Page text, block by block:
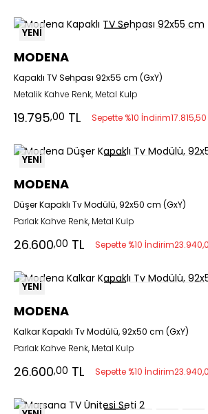
YENİ
MODENA
Kapaklı TV Sehpası 92x55 cm (GxY)
Metalik Kahve Renk, Metal Kulp
19.795,00 TL Sepette %10 İndirim17.815,50
YENİ
MODENA
Düşer Kapaklı Tv Modülü, 92x50 cm (GxY)
Parlak Kahve Renk, Metal Kulp
26.600,00 TL Sepette %10 İndirim
YENİ
MODENA
Kalkar Kapaklı Tv Modülü, 92x50 cm (GxY)
Parlak Kahve Renk, Metal Kulp
26.600,00 TL Sepette %10 İndirim